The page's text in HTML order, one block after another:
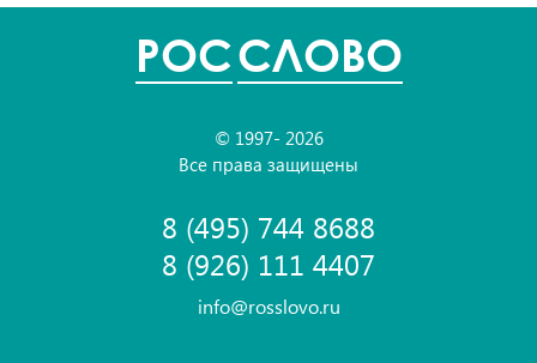
POCСЛОВО
© 1997- 2026
Все права защищены
8 (495) 744 8688
8 (926) 111 4407
info@rosslovo.ru